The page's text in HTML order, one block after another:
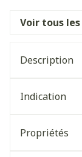
Voir tous
Description
Indication
Propriétés